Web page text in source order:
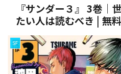
『サンダー３』 3巻｜
たい人は読むべき | 無
SF